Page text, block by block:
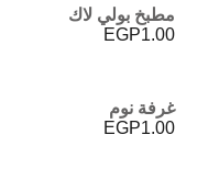
مطبخ بولي لاك
EGP1.00
غرفة نوم
EGP1.00